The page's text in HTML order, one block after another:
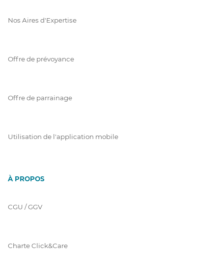
Nos Aires d'Expertise
Offre de prévoyance
Offre de parrainage
Utilisation de l'application mobile
À PROPOS
CGU / GGV
Charte Click&Care